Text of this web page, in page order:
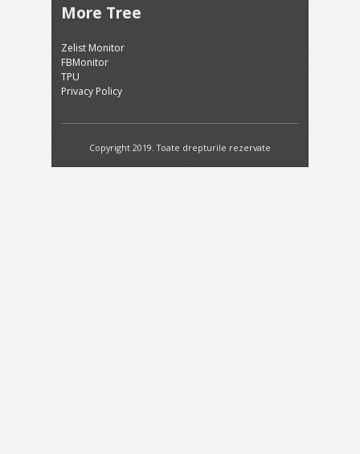
More Tree
Zelist Monitor
FBMonitor
TPU
Privacy Policy
Copyright 2019. Toate drepturile rezervate